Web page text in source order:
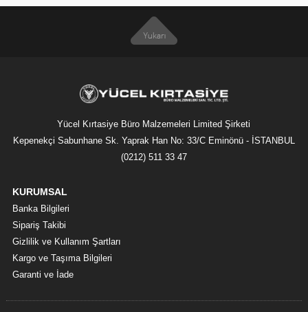
Yücel Kırtasiye Büro Malzemeleri Limited Şirketi
Kepenekçi Sabunhane Sk. Yaprak Han No: 33/C Eminönü - İSTANBUL
(0212) 511 33 47
KURUMSAL
Banka Bilgileri
Sipariş Takibi
Gizlilik ve Kullanım Şartları
Kargo ve Taşıma Bilgileri
Garanti ve İade